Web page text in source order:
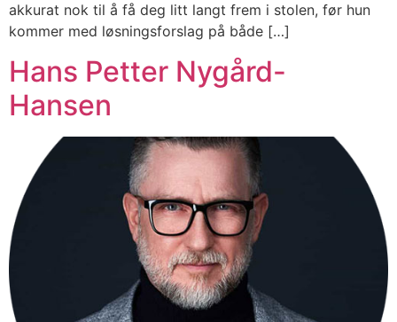
akkurat nok til å få deg litt langt frem i stolen, før hun
kommer med løsningsforslag på både […]
Hans Petter Nygård-
Hansen